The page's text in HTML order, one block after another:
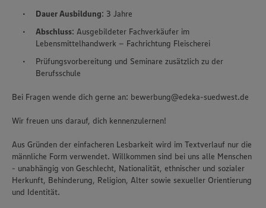
Dauer Ausbildung: 3 Jahre
Abschluss: Ausgebildeter Fachverkäufer im
Lebensmittelhandwerk – Fachrichtung Fleischerei
Prüfungsvorbereitung und Seminare zusätzlich zu der
Berufsschule
Bei Fragen wende dich gerne an: bewerbung@edeka-suedwest.de
Wir freuen uns darauf, dich kennenzulernen!
Aus Gründen der einfacheren Lesbarkeit wird im Textverlauf nur die
männliche Form verwendet. Willkommen sind bei uns alle Menschen
- unabhängig von Geschlecht, Nationalität, ethnischer und sozialer
Herkunft, Behinderung, Religion, Alter sowie sexueller Orientierung
und Identität.